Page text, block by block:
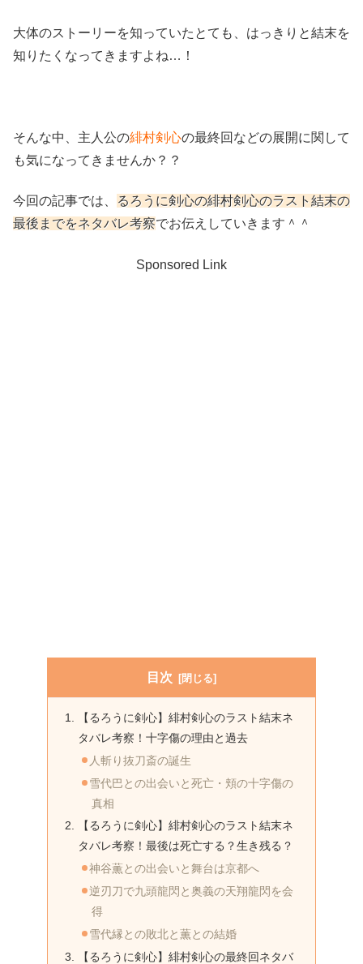
大体のストーリーを知っていたとても、はっきりと結末を
知りたくなってきますよね…！
そんな中、主人公の緋村剣心の最終回などの展開に関して
も気になってきませんか？？
今回の記事では、
るろうに剣心の緋村剣心のラスト結末の
最後までをネタバレ考察でお伝えしていきます＾＾
Sponsored Link
目次
【るろうに剣心】緋村剣心のラスト結末ネ
タバレ考察！十字傷の理由と過去
人斬り抜刀斎の誕生
雪代巴との出会いと死亡・頬の十字傷の
真相
【るろうに剣心】緋村剣心のラスト結末ネ
タバレ考察！最後は死亡する？生き残る？
神谷薫との出会いと舞台は京都へ
逆刃刀で九頭龍閃と奥義の天翔龍閃を会
得
雪代縁との敗北と薫との結婚
【るろうに剣心】緋村剣心の最終回ネタバ